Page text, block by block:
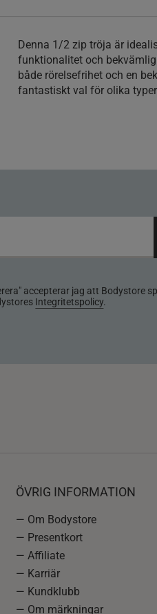
Denna 1/2 zip tröja är
funktionalitet och
både rörelsefrihet och en
fantastiskt val för olika
accepterar jag att Bodystore
Integritetspolicy.
ÖVRIG INFORMATION
— Om Bodystore
— Presentkort
— Affiliate
— Karriär
— Kundklubb
— Om märkningar